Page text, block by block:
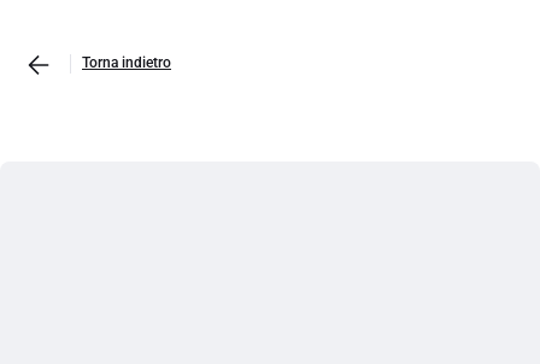
Torna indietro